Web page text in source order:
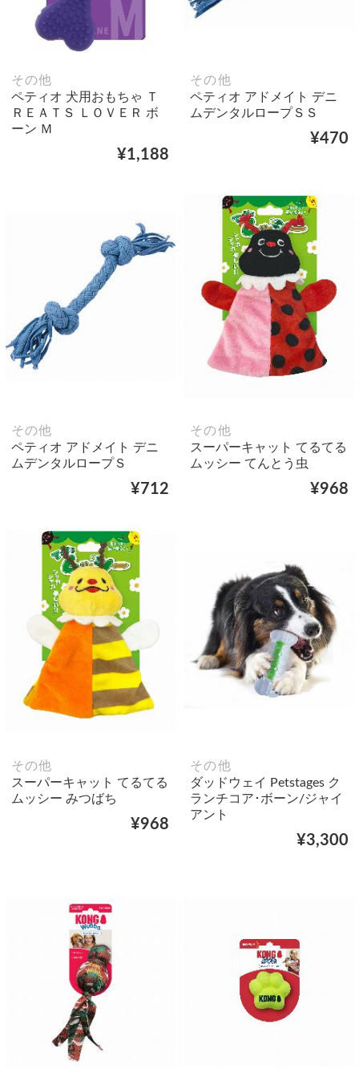
その他
ペティオ 犬用おもちゃ Ｔ
ＲＥＡＴＳ ＬＯＶＥＲ ボ
ーン Ｍ
¥1,188
その他
ペティオ アドメイト デニ
ムデンタルロープＳＳ
¥470
その他
ペティオ アドメイト デニ
ムデンタルロープＳ
¥712
その他
スーパーキャット てるてる
ムッシー てんとう虫
¥968
その他
スーパーキャット てるてる
ムッシー みつばち
¥968
その他
ダッドウェイ Petstages ク
ランチコア･ボーン/ジャイ
アント
¥3,300